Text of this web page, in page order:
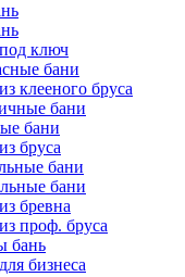
ключ
бани
клееного бруса
бани
бани
бруса
бани
бани
бревна
проф. бруса
бань
бизнеса